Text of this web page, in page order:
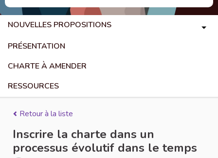
NOUVELLES PROPOSITIONS
PRÉSENTATION
CHARTE À AMENDER
RESSOURCES
Retour à la liste
Inscrire la charte dans un
processus évolutif dans le temps